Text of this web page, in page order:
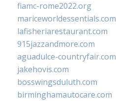
fiamc-rome2022.org
mariceworldessentials.com
lafisheriarestaurant.com
915jazzandmore.com
aguadulce-countryfair.com
jakehovis.com
bosswingsduluth.com
birminghamautocare.com